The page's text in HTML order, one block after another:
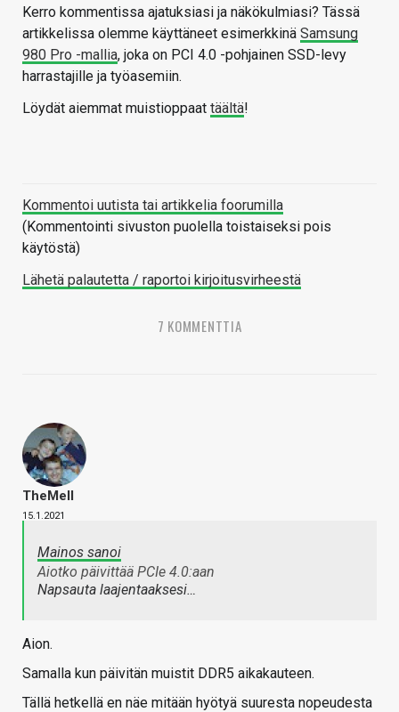
Kerro kommentissa ajatuksiasi ja näkökulmiasi? Tässä
artikkelissa olemme käyttäneet esimerkkinä Samsung
980 Pro -mallia, joka on PCI 4.0 -pohjainen SSD-levy
harrastajille ja työasemiin.
Löydät aiemmat muistioppaat täältä!
Kommentoi uutista tai artikkelia foorumilla
(Kommentointi sivuston puolella toistaiseksi pois
käytöstä)
Lähetä palautetta / raportoi kirjoitusvirheestä
7 KOMMENTTIA
TheMeII
15.1.2021
Mainos sanoi
Aiotko päivittää PCIe 4.0:aan
Napsauta laajentaaksesi…
Aion.
Samalla kun päivitän muistit DDR5 aikakauteen.
Tällä hetkellä en näe mitään hyötyä suuresta nopeudesta